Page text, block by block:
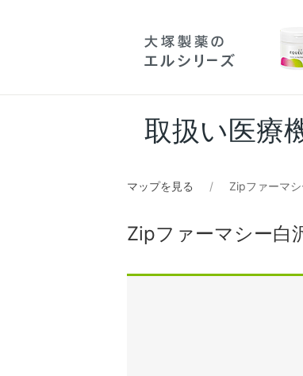
取扱い医療
マップを見る Zipファーマ
Zipファーマシー白